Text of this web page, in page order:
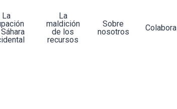
La
La
maldición
de los
recursos
Sobre
nosotros
Colabora